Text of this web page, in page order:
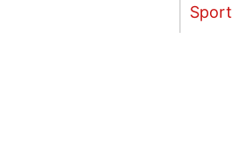
Sport